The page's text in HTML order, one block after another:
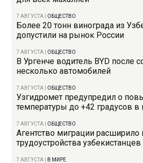
7 АВГУСТА ОБЩЕСТВО
Более 20 тонн винограда из
допустили на рынок России
7 АВГУСТА ОБЩЕСТВО
В Ургенче водитель BYD после
несколько автомобилей
7 АВГУСТА ОБЩЕСТВО
Узгидромет предупредил о
температуры до +42 градусов
7 АВГУСТА ОБЩЕСТВО
Агентство миграции расширило
трудоустройства
7 АВГУСТА В МИРЕ